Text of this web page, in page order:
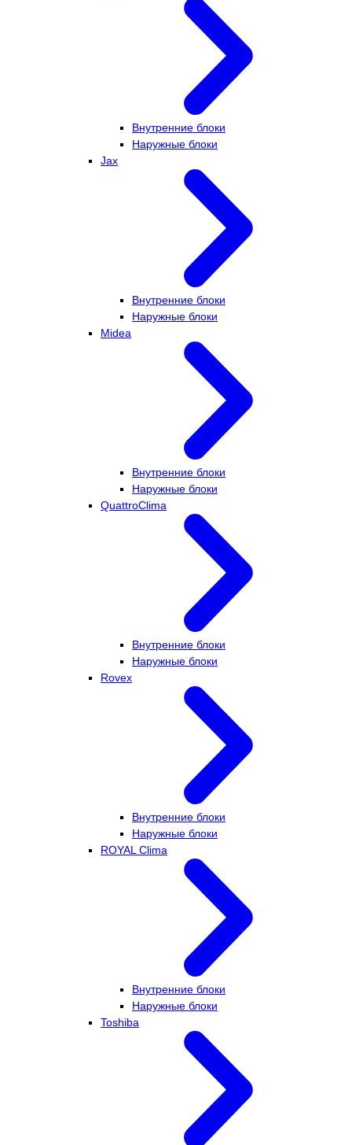
Внутренние блоки
Наружные блоки
Jax
Внутренние блоки
Наружные блоки
Midea
Внутренние блоки
Наружные блоки
QuattroClima
Внутренние блоки
Наружные блоки
Rovex
Внутренние блоки
Наружные блоки
ROYAL Clima
Внутренние блоки
Наружные блоки
Toshiba